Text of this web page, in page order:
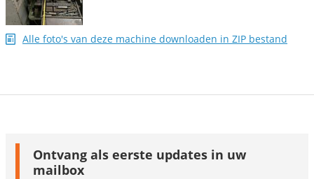
Alle foto's van deze machine downloaden in ZIP bestand
Ontvang als eerste updates in uw
mailbox